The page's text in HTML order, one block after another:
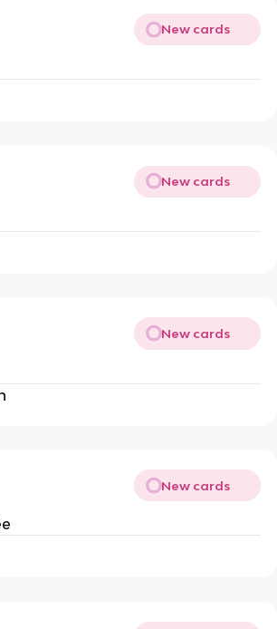
New cards
New cards
New cards
New cards